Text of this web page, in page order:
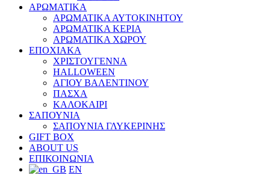
ΑΡΩΜΑΤΙΚΑ
ΑΡΩΜΑΤΙΚΑ ΑΥΤΟΚΙΝΗΤΟΥ
ΑΡΩΜΑΤΙΚΑ ΚΕΡΙΑ
ΑΡΩΜΑΤΙΚΑ ΧΩΡΟΥ
ΕΠΟΧΙΑΚΑ
ΧΡΙΣΤΟΥΓΕΝΝΑ
HALLOWEEN
ΑΓΙΟΥ ΒΑΛΕΝΤΙΝΟΥ
ΠΑΣΧΑ
ΚΑΛΟΚΑΙΡΙ
ΣΑΠΟΥΝΙΑ
ΣΑΠΟΥΝΙΑ ΓΛΥΚΕΡΙΝΗΣ
GIFT BOX
ABOUT US
ΕΠΙΚΟΙΝΩΝΙΑ
EN